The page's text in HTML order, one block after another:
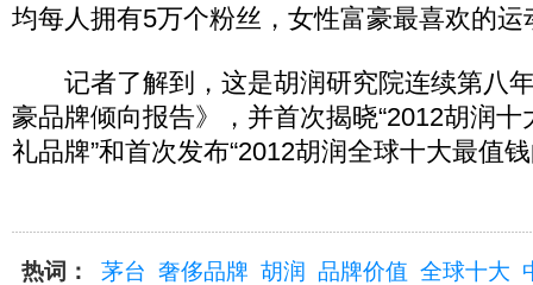
均每人拥有5万个粉丝，女性富豪最喜欢的运
记者了解到，这是胡润研究院连续第八
豪品牌倾向报告》，并首次揭晓“2012胡润
礼品牌”和首次发布“2012胡润全球十大最值
热词： 茅台 奢侈品牌 胡润 品牌价值 全球十大